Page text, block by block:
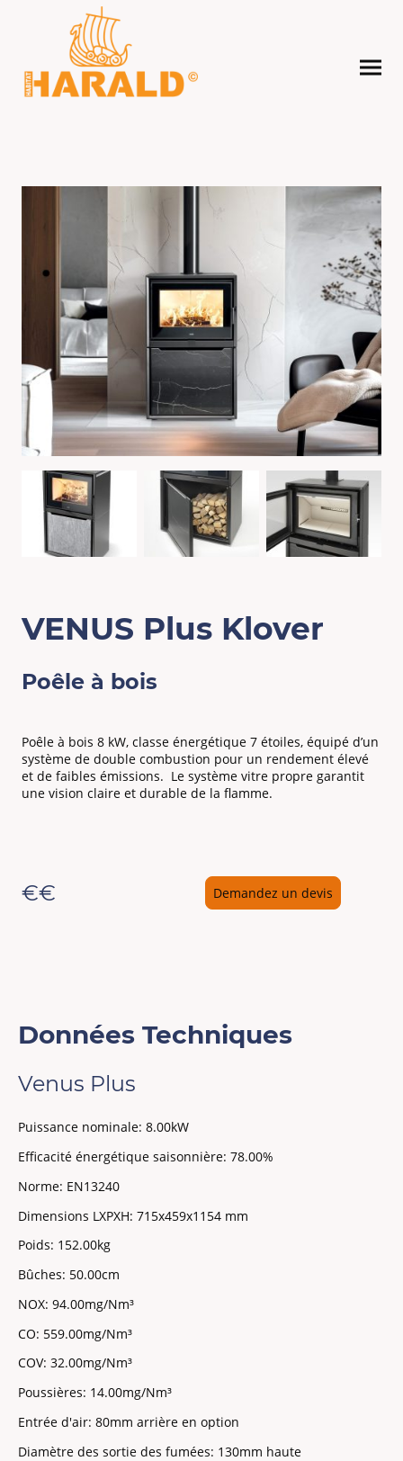
VENUS Plus Klover
Poêle à bois
Poêle à bois 8 kW, classe énergétique 7 étoiles, équipé d’un
système de double combustion pour un rendement élevé
et de faibles émissions. Le système vitre propre garantit
une vision claire et durable de la flamme.
€€ Demandez un devis
Données Techniques
Venus Plus
Puissance nominale: 8.00kW
Efficacité énergétique saisonnière: 78.00%
Norme: EN13240
Dimensions LXPXH: 715x459x1154 mm
Poids: 152.00kg
Bûches: 50.00cm
NOX: 94.00mg/Nm³
CO: 559.00mg/Nm³
COV: 32.00mg/Nm³
Poussières: 14.00mg/Nm³
Entrée d'air: 80mm arrière en option
Diamètre des sortie des fumées: 130mm haute